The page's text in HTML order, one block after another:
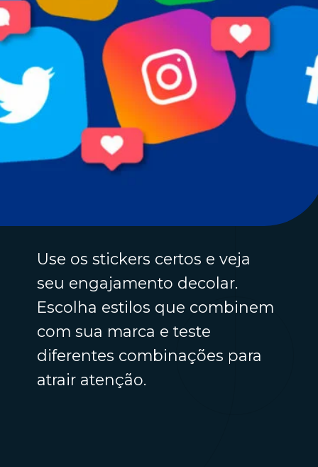
Use os stickers certos e veja
seu engajamento decolar.
Escolha estilos que combinem
com sua marca e teste
diferentes combinações para
atrair atenção.